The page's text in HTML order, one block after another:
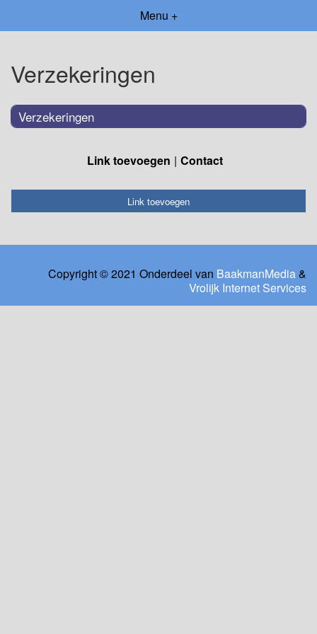
Menu +
Verzekeringen
Verzekeringen
Link toevoegen Contact
Link toevoegen
Copyright © 2021 Onderdeel van BaakmanMedia&
Vrolijk Internet Services